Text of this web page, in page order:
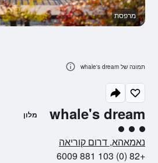
whale's dream מלון
3 דירוג מחלקת נוסעים
נאמאהא, דרום קוריאה
+82 (0) 103 881 6009
מרפסת
תמונה של whale's dream